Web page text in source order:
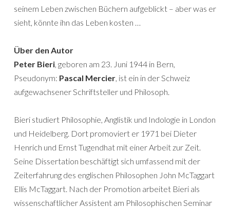
seinem Leben zwischen Büchern aufgeblickt – aber was er
sieht, könnte ihn das Leben kosten …
Über den Autor
Peter Bieri, geboren am 23. Juni 1944 in Bern,
Pseudonym: Pascal Mercier, ist ein in der Schweiz
aufgewachsener Schriftsteller und Philosoph.
Bieri studiert Philosophie, Anglistik und Indologie in London
und Heidelberg. Dort promoviert er 1971 bei Dieter
Henrich und Ernst Tugendhat mit einer Arbeit zur Zeit.
Seine Dissertation beschäftigt sich umfassend mit der
Zeiterfahrung des englischen Philosophen John McTaggart
Ellis McTaggart. Nach der Promotion arbeitet Bieri als
wissenschaftlicher Assistent am Philosophischen Seminar